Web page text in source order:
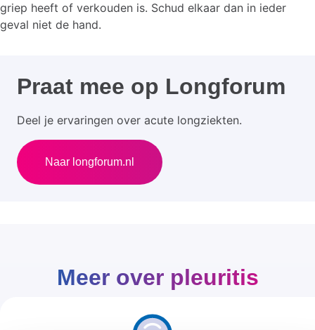
griep heeft of verkouden is. Schud elkaar dan in ieder
geval niet de hand.
Praat mee op Longforum
Deel je ervaringen over acute longziekten.
Naar longforum.nl
Meer over pleuritis